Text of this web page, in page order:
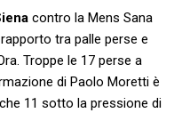
contro la Mens Sana
tra palle perse e
Troppe le 17 perse a
di Paolo Moretti è
11 sotto la pressione di